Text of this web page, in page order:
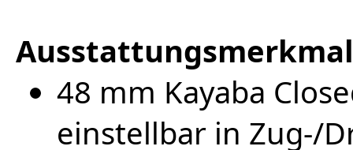
48 mm Kayaba
einstellbar in Zug-/